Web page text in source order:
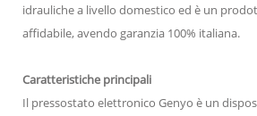
idrauliche a livello domestico ed è un
affidabile, avendo garanzia 100% italiana.
Caratteristiche principali
Il pressostato elettronico Genyo è un